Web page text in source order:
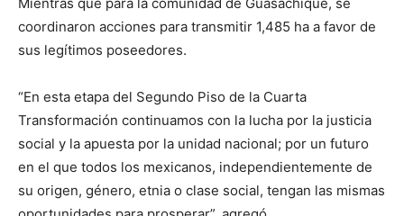
Mientras que para la comunidad de Guasachique, se
coordinaron acciones para transmitir 1,485 ha a favor de
sus legítimos poseedores.
“En esta etapa del Segundo Piso de la Cuarta
Transformación continuamos con la lucha por la justicia
social y la apuesta por la unidad nacional; por un futuro
en el que todos los mexicanos, independientemente de
su origen, género, etnia o clase social, tengan las mismas